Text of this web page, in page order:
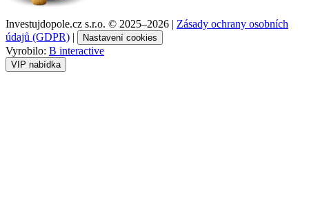
Investujdopole.cz s.r.o. © 2025–2026 | Zásady ochrany osobních
údajů (GDPR) | Nastavení cookies
Vyrobilo: B interactive
VIP nabídka